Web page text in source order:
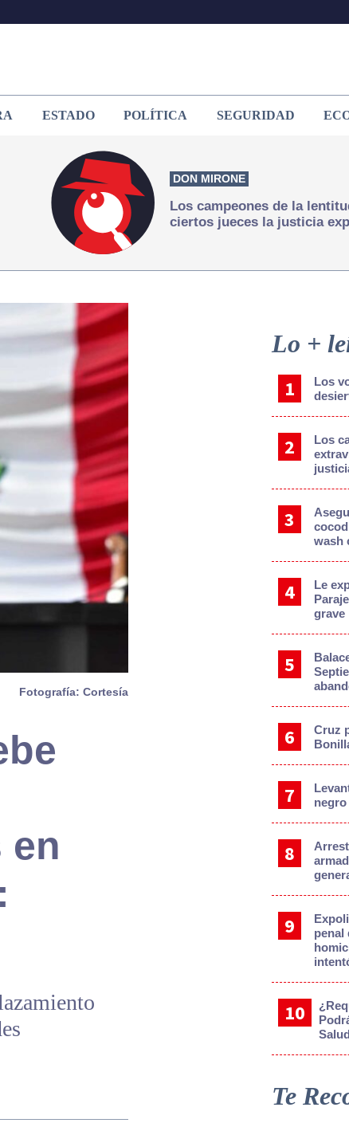
ESTADO POLÍTICA SEGURIDAD
DON MIRONE
Los campeones de la
ciertos jueces la justicia
Fotografía: Cortesía
en
Sidebar
Lo +
Los
Los
wash
Le
grave
Cruz
negro
penal
Te